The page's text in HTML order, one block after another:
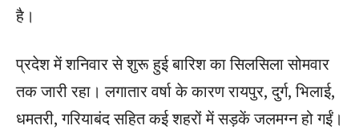
है।
प्रदेश में शनिवार से शुरू हुई बारिश का सिलसिला सोमवार
तक जारी रहा। लगातार वर्षा के कारण रायपुर, दुर्ग, भिलाई,
धमतरी, गरियाबंद सहित कई शहरों में सड़कें जलमग्न हो गईं।